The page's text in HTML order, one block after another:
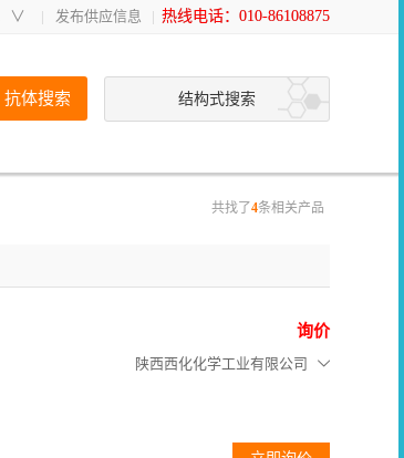
热线电话：010-86108875
∨ 发布供应信息
结构式搜索
抗体搜索
共找了4条相关产品
询价
陕西西化化学工业有限公司